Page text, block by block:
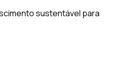
sustentável para